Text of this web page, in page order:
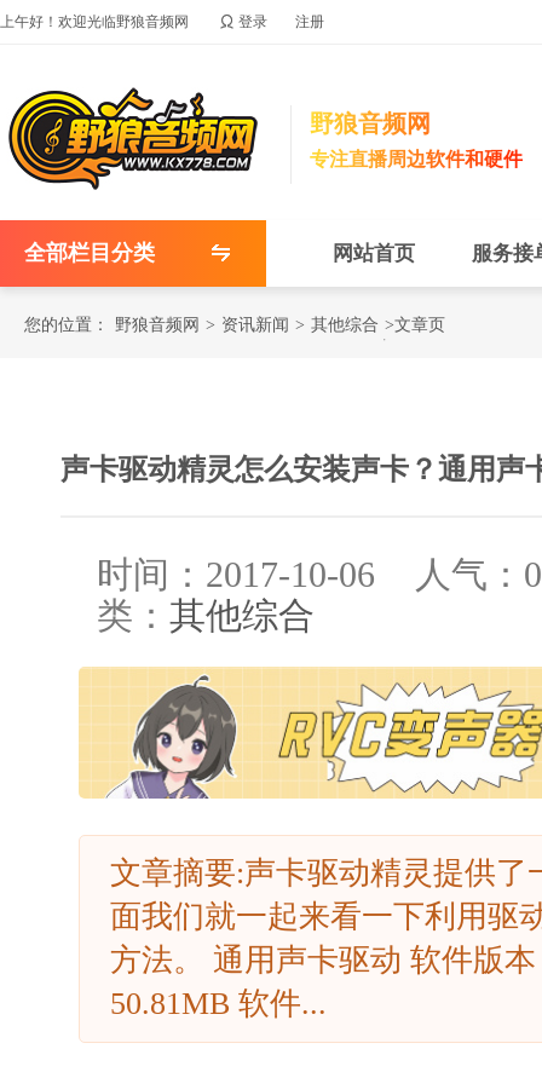
上午好！欢迎光临野狼音频网  登录 注册
野狼音频网
专注直播周边软件和硬件
全部栏目分类 网站首页 服务接
您的位置： 野狼音频网 > 资讯新闻 > 其他综合 >文章页
声卡驱动精灵怎么安装声卡？通用声
时间：2017-10-06 人气： 0
类： 其他综合
文章摘要:声卡驱动精灵提供
面我们就一起来看一下利用驱
方法。 通用声卡驱动 软件版
50.81MB 软件...